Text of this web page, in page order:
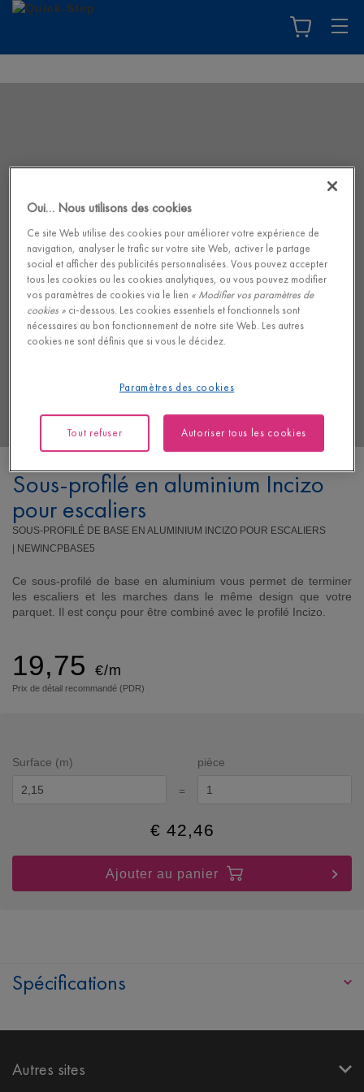
Sous-profilé en aluminium Incizo
pour escaliers
SOUS-PROFILÉ DE BASE EN ALUMINIUM INCIZO POUR ESCALIERS
| NEWINCPBASE5
Ce sous-profilé de base en aluminium vous permet de terminer
les escaliers et les marches dans le même design que votre
parquet. Il est conçu pour être combiné avec le profilé Incizo.
19,75 €/m
Prix de détail recommandé (PDR)
Surface (m)
=
pièce
€ 42,46
Ajouter au panier
Spécifications
Autres sites
Oui… Nous utilisons des cookies
Ce site Web utilise des cookies pour améliorer votre expérience de
navigation, analyser le trafic sur votre site Web, activer le partage
social et afficher des publicités personnalisées. Vous pouvez accepter
tous les cookies ou les cookies analytiques, ou vous pouvez modifier
vos paramètres de cookies via le lien « Modifier vos paramètres de
cookies » ci-dessous. Les cookies essentiels et fonctionnels sont
nécessaires au bon fonctionnement de notre site Web. Les autres
cookies ne sont définis que si vous le décidez.
Paramètres des cookies
Tout refuser Autoriser tous les cookies